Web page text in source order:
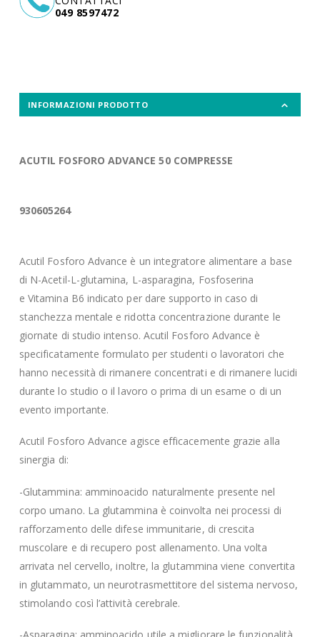
049 8597472
INFORMAZIONI PRODOTTO
ACUTIL FOSFORO ADVANCE 50 COMPRESSE
930605264
Acutil Fosforo Advance è un integratore alimentare a base
di N-Acetil-L-glutamina, L-asparagina, Fosfoserina
e Vitamina B6 indicato per dare supporto in caso di
stanchezza mentale e ridotta concentrazione durante le
giornate di studio intenso. Acutil Fosforo Advance è
specificatamente formulato per studenti o lavoratori che
hanno necessità di rimanere concentrati e di rimanere lucidi
durante lo studio o il lavoro o prima di un esame o di un
evento importante.
Acutil Fosforo Advance agisce efficacemente grazie alla
sinergia di:
-Glutammina: amminoacido naturalmente presente nel
corpo umano. La glutammina è coinvolta nei processi di
rafforzamento delle difese immunitarie, di crescita
muscolare e di recupero post allenamento. Una volta
arrivata nel cervello, inoltre, la glutammina viene convertita
in glutammato, un neurotrasmettitore del sistema nervoso,
stimolando così l’attività cerebrale.